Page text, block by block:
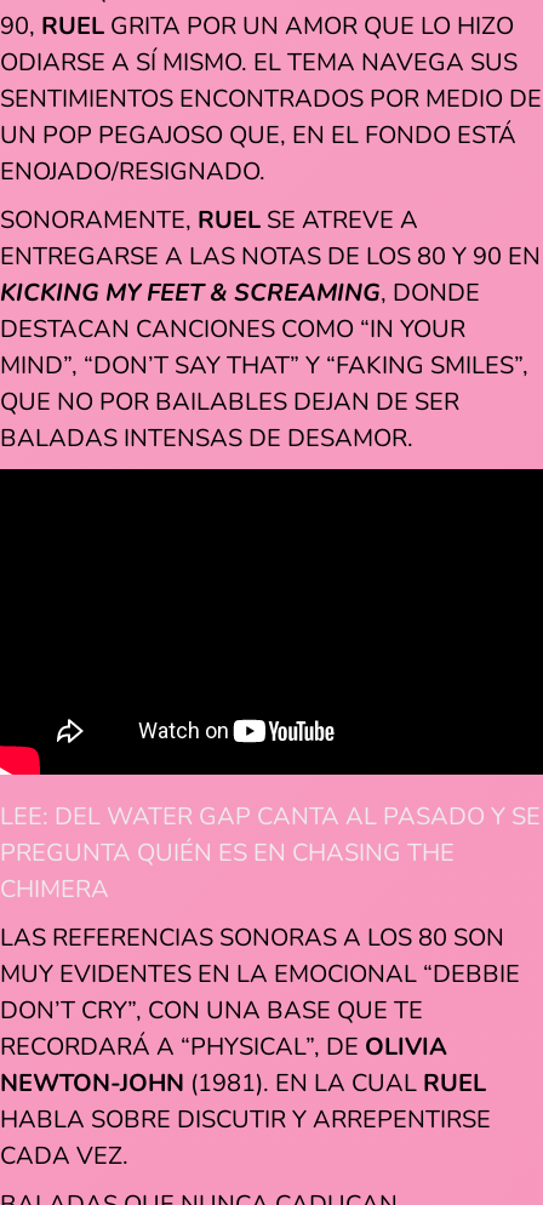
90, RUEL GRITA POR UN AMOR QUE LO HIZO
ODIARSE A SÍ MISMO. EL TEMA NAVEGA SUS
SENTIMIENTOS ENCONTRADOS POR MEDIO DE
UN POP PEGAJOSO QUE, EN EL FONDO ESTÁ
ENOJADO/RESIGNADO.
SONORAMENTE, RUEL SE ATREVE A
ENTREGARSE A LAS NOTAS DE LOS 80 Y 90 EN
KICKING MY FEET & SCREAMING, DONDE
DESTACAN CANCIONES COMO “IN YOUR
MIND”, “DON’T SAY THAT” Y “FAKING SMILES”,
QUE NO POR BAILABLES DEJAN DE SER
BALADAS INTENSAS DE DESAMOR.
LEE: DEL WATER GAP CANTA AL PASADO Y SE
PREGUNTA QUIÉN ES EN CHASING THE
CHIMERA
LAS REFERENCIAS SONORAS A LOS 80 SON
MUY EVIDENTES EN LA EMOCIONAL “DEBBIE
DON’T CRY”, CON UNA BASE QUE TE
RECORDARÁ A “PHYSICAL”, DE OLIVIA
NEWTON-JOHN (1981). EN LA CUAL RUEL
HABLA SOBRE DISCUTIR Y ARREPENTIRSE
CADA VEZ.